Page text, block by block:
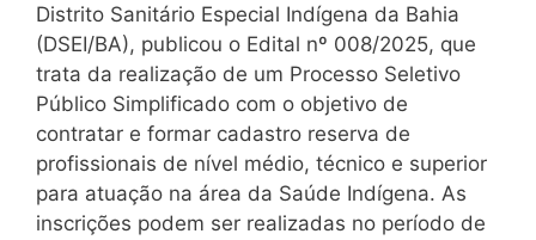
Distrito Sanitário Especial Indígena da Bahia
(DSEI/BA), publicou o Edital nº 008/2025, que
trata da realização de um Processo Seletivo
Público Simplificado com o objetivo de
contratar e formar cadastro reserva de
profissionais de nível médio, técnico e superior
para atuação na área da Saúde Indígena. As
inscrições podem ser realizadas no período de